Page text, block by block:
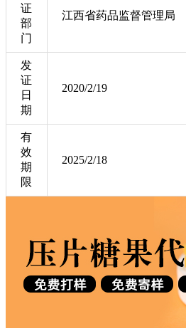
证
部
门
江西省药品监督管理局
发
证
日
期
2020/2/19
有
效
期
限
2025/2/18